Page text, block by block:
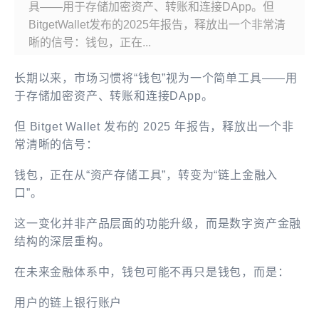
具——用于存储加密资产、转账和连接DApp。但
BitgetWallet发布的2025年报告，释放出一个非常清
晰的信号：钱包，正在...
长期以来，市场习惯将“钱包”视为一个简单工具——用
于存储加密资产、转账和连接DApp。
但 Bitget Wallet 发布的 2025 年报告，释放出一个非
常清晰的信号：
钱包，正在从“资产存储工具”，转变为“链上金融入
口”。
这一变化并非产品层面的功能升级，而是数字资产金融
结构的深层重构。
在未来金融体系中，钱包可能不再只是钱包，而是：
用户的链上银行账户